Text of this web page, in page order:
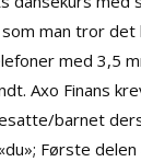
man tror det
med 3,5
Axo Finans
barnet
Første